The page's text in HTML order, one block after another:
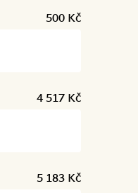
500 Kč
4 517 Kč
5 183 Kč